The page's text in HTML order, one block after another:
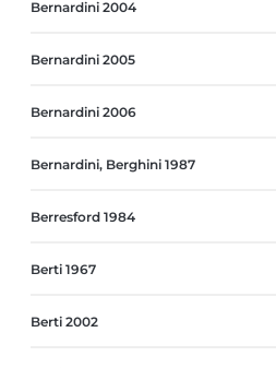
Bernardini 2004
Bernardini 2005
Bernardini 2006
Bernardini, Berghini 1987
Berresford 1984
Berti 1967
Berti 2002